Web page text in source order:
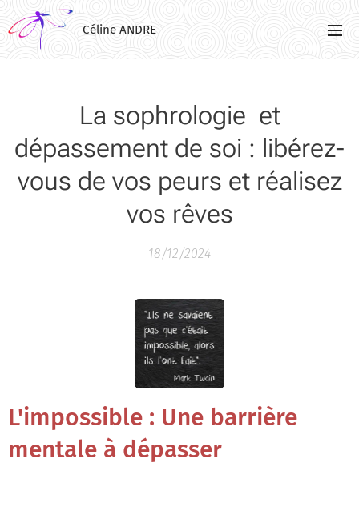
Céline ANDRE
La sophrologie et
dépassement de soi : libérez-
vous de vos peurs et réalisez
vos rêves
18/12/2024
L'impossible : Une barrière
mentale à dépasser